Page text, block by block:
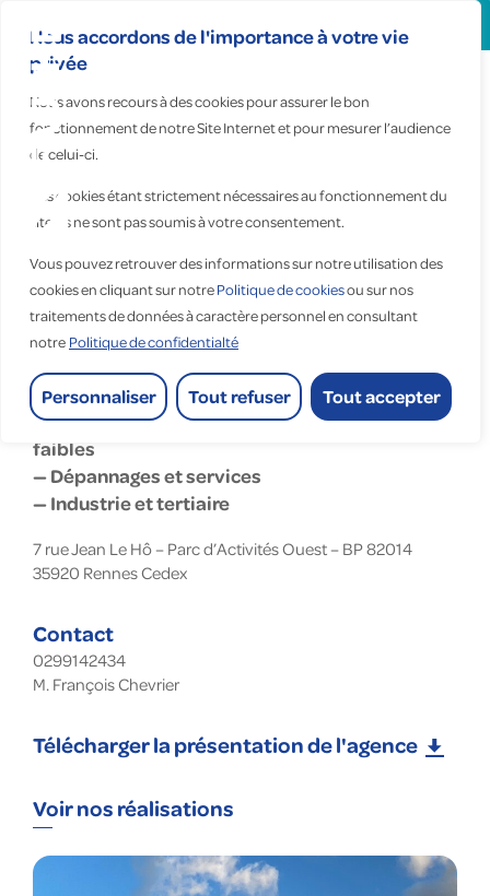
Nous accordons de l'importance à votre vie
privée
Nous avons recours à des cookies pour assurer le bon
fonctionnement de notre Site Internet et pour mesurer l’audience
de celui-ci.
Ces cookies étant strictement nécessaires au fonctionnement du
site, ils ne sont pas soumis à votre consentement.
Vous pouvez retrouver des informations sur notre utilisation des
cookies en cliquant sur notrePolitique de cookiesou sur nos
traitements de données à caractère personnel en consultant
notre Politique de confidentialté
Personnaliser Tout refuser Tout accepter
Bretagne
Accueil > Fauché Bretagne
Fauché Bretagne
industrie
— Installations électriques courants forts et
faibles
— Dépannages et services
— Industrie et tertiaire
7 rue Jean Le Hô – Parc d’Activités Ouest – BP 82014
35920 Rennes Cedex
Contact
0299142434
M. François Chevrier
Télécharger la présentation de l'agence
Voir nos réalisations